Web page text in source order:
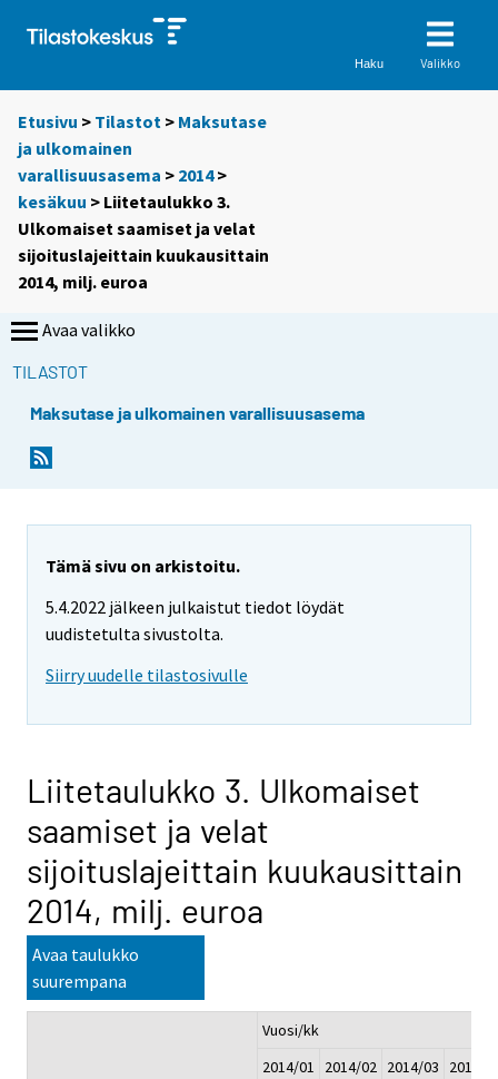
Haku Valikko
Etusivu > Tilastot > Maksutase
ja ulkomainen
varallisuusasema > 2014>
kesäkuu > Liitetaulukko 3.
Ulkomaiset saamiset ja velat
sijoituslajeittain kuukausittain
2014, milj. euroa
Avaa valikko
TILASTOT
Maksutase ja ulkomainen varallisuusasema
Tämä sivu on arkistoitu.
5.4.2022 jälkeen julkaistut tiedot löydät
uudistetulta sivustolta.
Siirry uudelle tilastosivulle
Liitetaulukko 3. Ulkomaiset
saamiset ja velat
sijoituslajeittain kuukausittain
2014, milj. euroa
Avaa taulukko
suurempana
Vuosi/kk
2014/01
2014/02 2014/03
2014/